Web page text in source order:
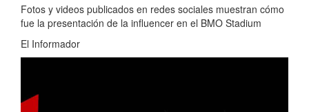
Fotos y videos publicados en redes sociales muestran cómo
fue la presentación de la influencer en el BMO Stadium
El Informador